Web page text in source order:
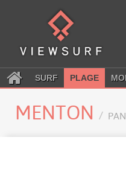
SURF PLAGE
MENTON